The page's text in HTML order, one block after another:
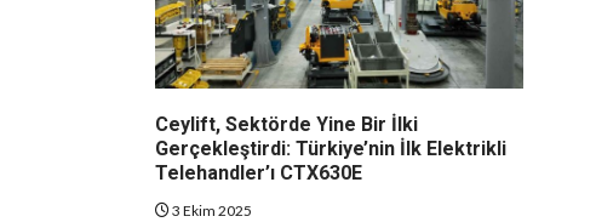
Ceylift, Sektörde Yine Bir İlki
Gerçekleştirdi: Türkiye’nin İlk Elektrikli
Telehandler’ı CTX630E
3 Ekim 2025